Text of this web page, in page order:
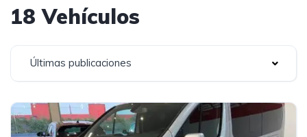
18 Vehículos
Últimas publicaciones